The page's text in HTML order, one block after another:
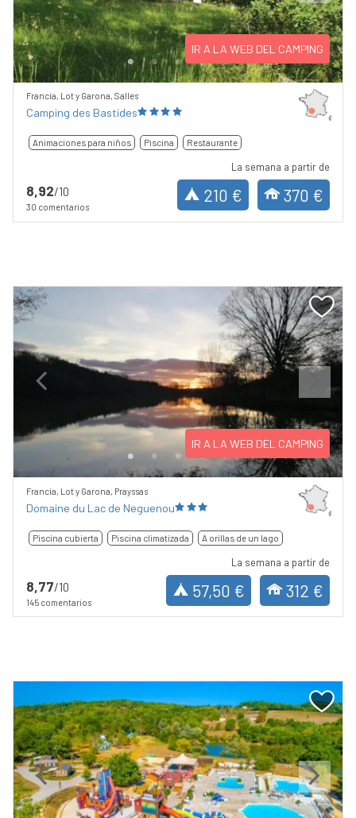
IR A LA WEB DEL CAMPING
Francia, Lot y Garona, Salles
Camping des Bastides
Animaciones para niños Piscina Restaurante
8,92/10
30 comentarios
La semana a partir de
210 € 370 €
Next
IR A LA WEB DEL CAMPING
Francia, Lot y Garona, Prayssas
Domaine du Lac de Neguenou
Piscina cubierta Piscina climatizada A orillas de un lago
8,77/10
145 comentarios
La semana a partir de
57,50 € 312 €
Previous Next